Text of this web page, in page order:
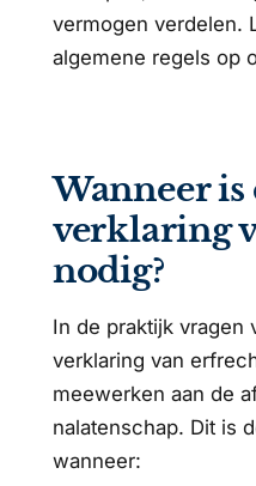
vermogen verdelen.
algemene regels op
Wanneer is
verklaring
nodig?
In de praktijk vragen
verklaring van
meewerken aan de
nalatenschap. Dit is
wanneer: